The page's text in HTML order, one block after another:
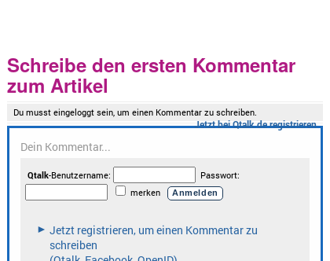
Schreibe den ersten Kommentar
zum Artikel